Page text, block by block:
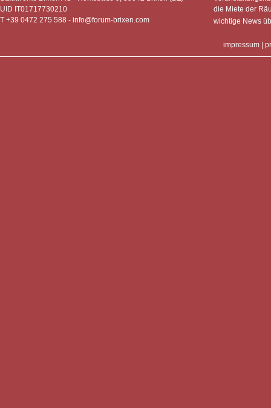
UID IT01717730210
T +39 0472 275 588 - info@forum-brixen.com
die Miete der
wichtige News
impressum